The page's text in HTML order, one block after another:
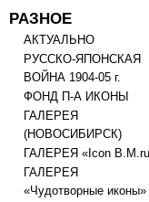
РАЗНОЕ
АКТУАЛЬНО
РУССКО-ЯПОНСКАЯ
ВОЙНА 1904-05 г.
ФОНД П-А ИКОНЫ
ГАЛЕРЕЯ
(НОВОСИБИРСК)
ГАЛЕРЕЯ «Icon
ГАЛЕРЕЯ
«Чудотворные иконы»